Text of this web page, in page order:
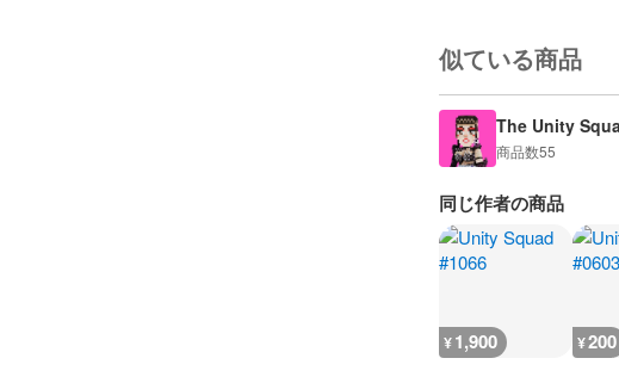
似ている商品
The Unity
商品数55
同じ作者の商品
¥1,900 ¥200